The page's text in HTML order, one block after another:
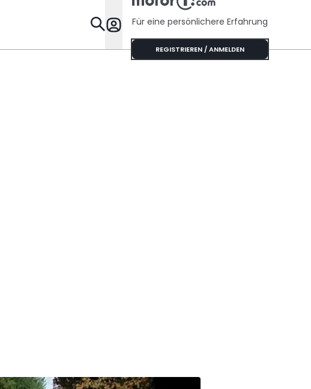
Specials
Für eine persönlichere Erfahrung
REGISTRIEREN / ANMELDEN
Risse haben